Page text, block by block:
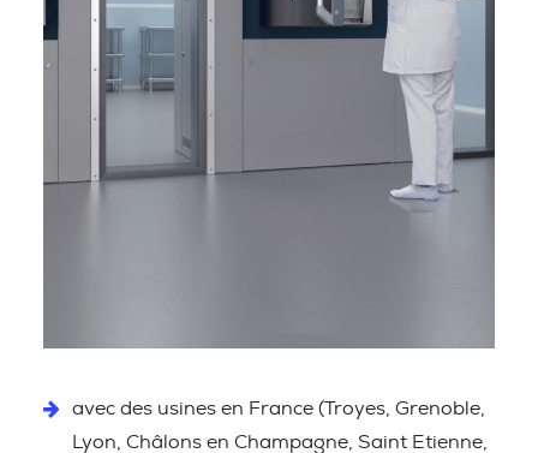
avec des usines en France (Troyes, Grenoble,
Lyon, Châlons en Champagne, Saint Etienne,